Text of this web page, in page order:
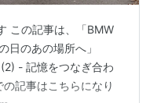
この記事は、「BMW
日のあの場所へ」
- 記憶をつなぎ合わ
記事はこちらになり